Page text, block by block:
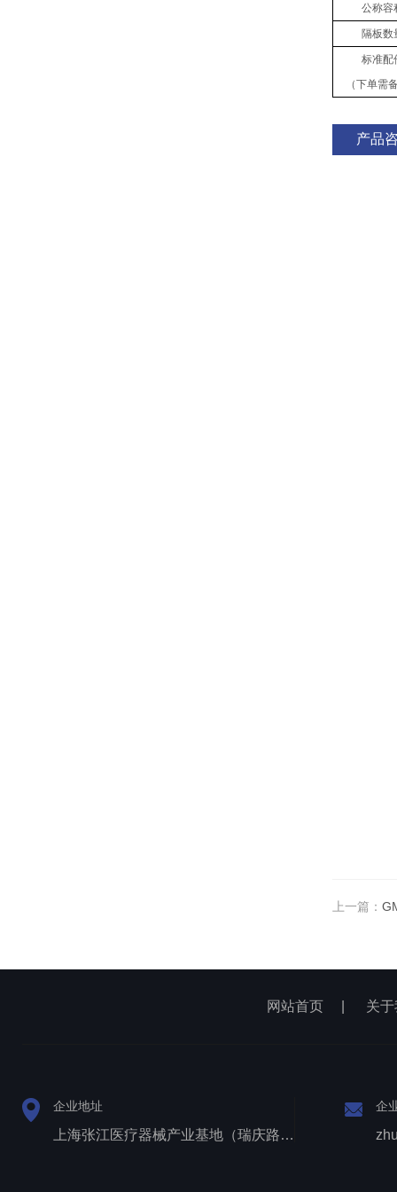
公称容
隔板数
标准配
（下单需
产品
上一篇：
网站首页 关
企业地址
上海张江医疗器械产业基地（瑞庆路528号）
企